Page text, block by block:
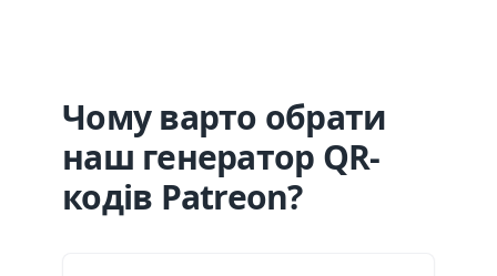
Чому варто обрати
наш генератор QR-
кодів Patreon?